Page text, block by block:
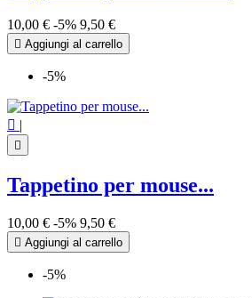
10,00 € -5% 9,50 €
 Aggiungi al carrello
-5%
 |

Tappetino per mouse...
10,00 € -5% 9,50 €
 Aggiungi al carrello
-5%